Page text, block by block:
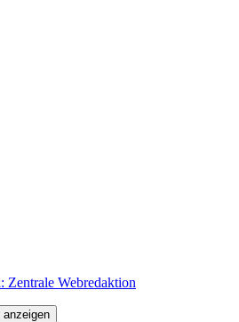
Zentrale Webredaktion
anzeigen